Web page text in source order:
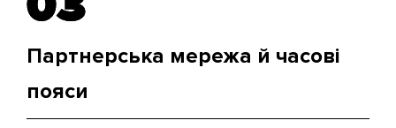
Партнерська мережа й часові
пояси